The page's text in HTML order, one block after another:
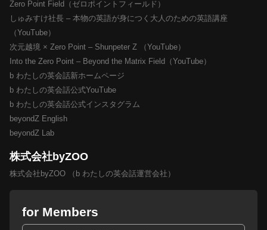
Zero Point Field（ゼロポイントフィールド）
しゅみすけ社長 – 本物の英語が身につく大人のための英語講座
（YouTube）
次元越境 × Zero Point – Shunpeter Z （YouTube）
Into the Zero Point – Beyond the Matrix Field（YouTube）
b わたしの英会話新ホームページ
b わたしの英会話公式YouTube
b わたしの英会話公式インスタグラム
beyondZ English
beyondZ Lab
株式会社byZOO
株式会社byZOO （b わたしの英会話運営会社）
for Members